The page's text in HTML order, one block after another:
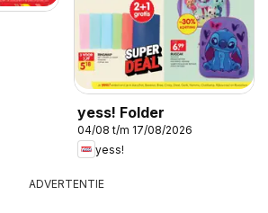
yess! Folder
04/08 t/m 17/08/2026
yess!
ADVERTENTIE